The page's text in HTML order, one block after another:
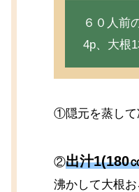
６０人前
4p、大根
①隠元を蒸して
②出汁1(180
沸かして大根